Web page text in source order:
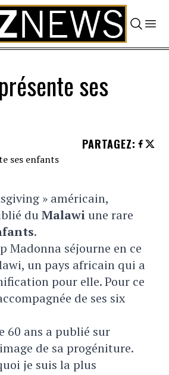
ses
PARTAGEZ:
» américain,
duMalawi une rare
.
Madonna séjourne en ce
un pays africain qui a
pour elle. Pour ce
de ses six
60 ans a publié sur
de sa progéniture.
je suis la plus